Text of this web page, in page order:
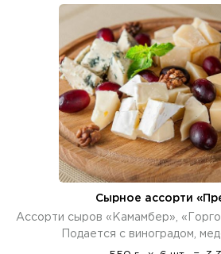
Сырное ассорти
Ассорти сыров «Камамбер»,
Подается с виноградом,